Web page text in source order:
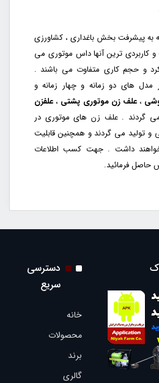
به پیشرفت بخش باغداری ، کشاورزی
کاربردی ترین آنها داس موتوری می
و حجم کاری متفاوت می باشند .
مدل های دو زمانه و چهار زمانه و
، علف زن موتوری پشتی ، علفزن
گردند . علف زن های موتوری در
تولید می گردند و همچنین قابلیت
داشت . جهت کسب اطلاعات
حاصل فرمائید.
دسترسی
سریع
خانه
محصولات
برند
گالری